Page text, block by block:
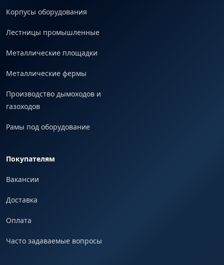
Корпусы оборудования
Лестницы промышленные
Металлические площадки
Металлические фермы
Производство дымоходов и
газоходов
Рамы под оборудование
Покупателям
Вакансии
Доставка
Оплата
Часто задаваемые вопросы